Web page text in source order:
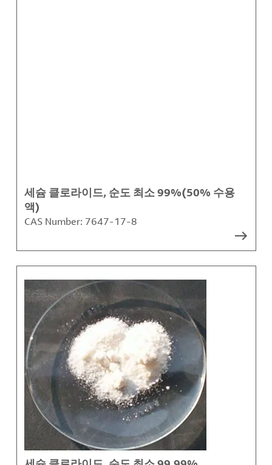
세슘 클로라이드, 순도 최소 99%(50% 수용
액)
CAS Number: 7647-17-8